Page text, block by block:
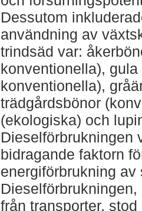
Dessutom
användning av
trindsäd var:
konventionella),
konventionella),
trädgårdsbönor
(ekologiska) och
Dieselförbrukningen
bidragande faktorn
energiförbrukning
från transporter,